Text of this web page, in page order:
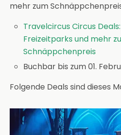
mehr zum
Travelcircus Circus
Freizeitparks und mehr
Schnäppchenpreis
Buchbar bis zum 01.
Folgende Deals sind dieses